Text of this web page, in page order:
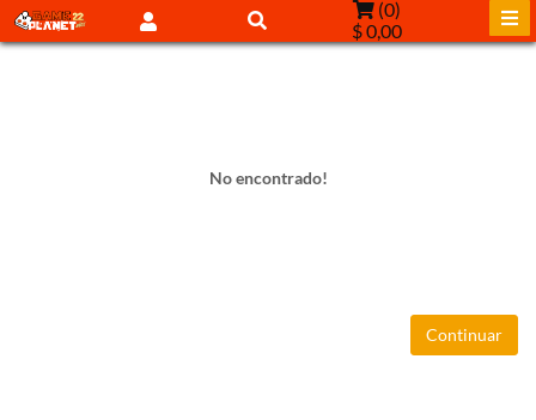
(0)
$ 0,00
No encontrado!
Continuar